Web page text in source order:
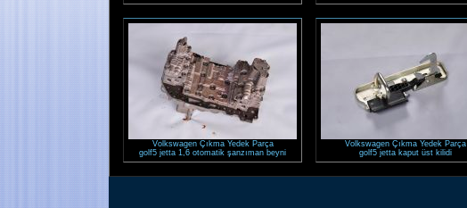
Volkswagen Çıkma Yedek Parça
golf5 jetta 1,6 otomatik şanzıman beyni
Volkswagen Çıkma Yedek Parça
golf5 jetta kaput üst kilidi